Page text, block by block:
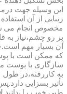
این وسیله جهت
زیبایی از آن
مخصوص انجام می
بر رو چشم،نیاز
آن بسیار مهم
که ممکن است با
سازگاری با پوست
به کاررفته،در
تأثیر بسزایی